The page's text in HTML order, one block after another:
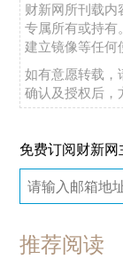
财新网所刊载内
专属所有或持有
建立镜像等任何
如有意愿转载，
确认及授权后，
免费订阅财新
推荐阅读